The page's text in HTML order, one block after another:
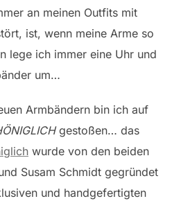
an meinen Outfits mit
ist, wenn meine Arme so
lege ich immer eine Uhr und
um…
Armbändern bin ich auf
gestoßen… das
wurde von den beiden
Susam Schmidt gegründet
und handgefertigten